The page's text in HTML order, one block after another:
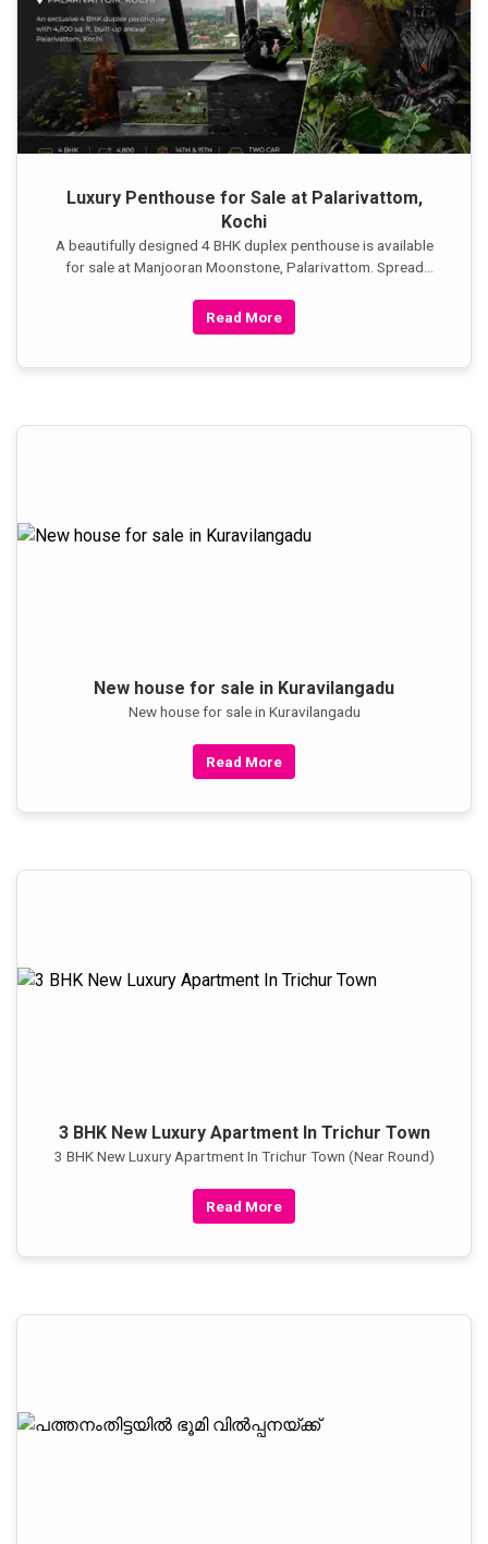
Luxury Penthouse for Sale at Palarivattom,
Kochi
A beautifully designed 4 BHK duplex penthouse is available
for sale at Manjooran Moonstone, Palarivattom. Spread
Read More
New house for sale in Kuravilangadu
New house for sale in Kuravilangadu
Read More
3 BHK New Luxury Apartment In Trichur Town
3 BHK New Luxury Apartment In Trichur Town (Near Round)
Read More